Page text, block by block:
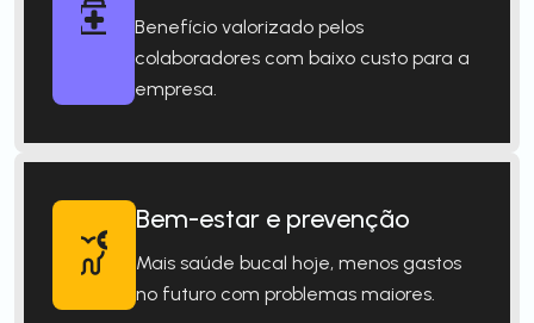
Benefício valorizado pelos
colaboradores com baixo custo para a
empresa.
Bem-estar e prevenção
Mais saúde bucal hoje, menos gastos
no futuro com problemas maiores.